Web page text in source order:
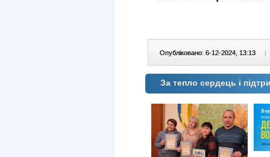
Опубліковано: 6-12-2024, 13:13 |
За тепло сердець і